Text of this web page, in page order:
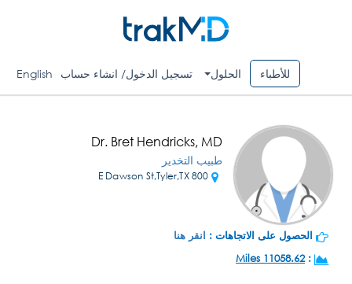
للأطباء الحلول تسجيل الدخول/ انشاء حساب English
Dr. Bret Hendricks, MD
طبيب التخدير
الحصول على الاتجاهات : انقر هنا
:
11058.62 Miles